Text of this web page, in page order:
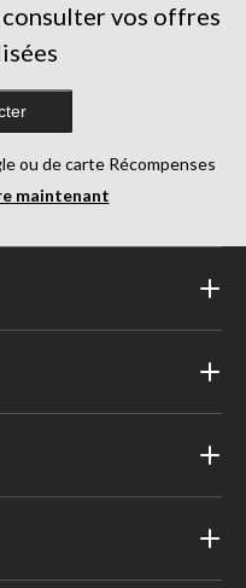
vos offres
ou de carte Récompenses
maintenant